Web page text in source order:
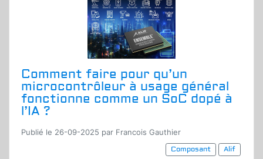
Comment faire pour qu’un
microcontrôleur à usage général
fonctionne comme un SoC dopé à
l’IA ?
Publié le 26-09-2025 par Francois Gauthier
Composant
Alif